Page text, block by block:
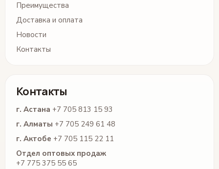
Преимущества
Доставка и оплата
Новости
Контакты
Контакты
г. Астана +7 705 813 15 93
г. Алматы +7 705 249 61 48
г. Актобе +7 705 115 22 11
Отдел оптовых продаж
+7 775 375 55 65